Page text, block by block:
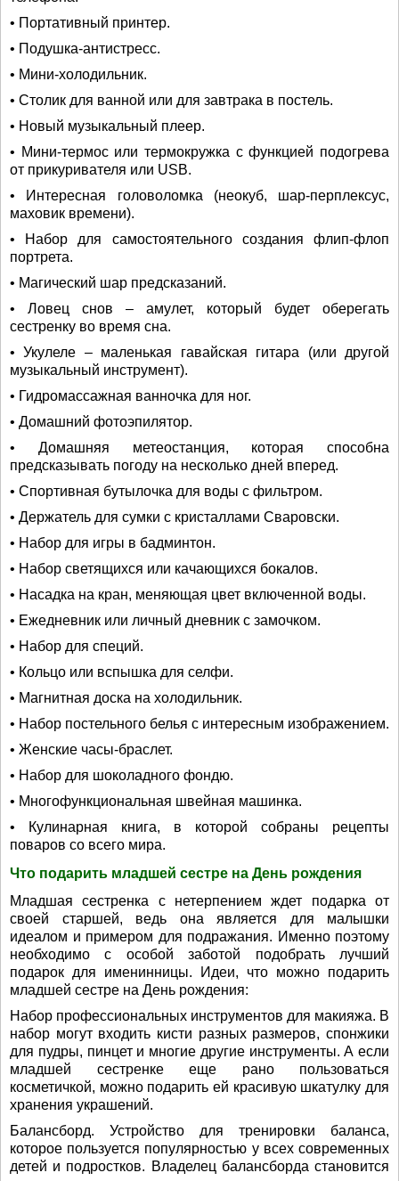
• Портативный принтер.
• Подушка-антистресс.
• Мини-холодильник.
• Столик для ванной или для завтрака в постель.
• Новый музыкальный плеер.
• Мини-термос или термокружка с функцией подогрева
от прикуривателя или USB.
• Интересная головоломка (неокуб, шар-перплексус,
маховик времени).
• Набор для самостоятельного создания флип-флоп
портрета.
• Магический шар предсказаний.
• Ловец снов – амулет, который будет оберегать
сестренку во время сна.
• Укулеле – маленькая гавайская гитара (или другой
музыкальный инструмент).
• Гидромассажная ванночка для ног.
• Домашний фотоэпилятор.
• Домашняя метеостанция, которая способна
предсказывать погоду на несколько дней вперед.
• Спортивная бутылочка для воды с фильтром.
• Держатель для сумки с кристаллами Сваровски.
• Набор для игры в бадминтон.
• Набор светящихся или качающихся бокалов.
• Насадка на кран, меняющая цвет включенной воды.
• Ежедневник или личный дневник с замочком.
• Набор для специй.
• Кольцо или вспышка для селфи.
• Магнитная доска на холодильник.
• Набор постельного белья с интересным изображением.
• Женские часы-браслет.
• Набор для шоколадного фондю.
• Многофункциональная швейная машинка.
• Кулинарная книга, в которой собраны рецепты
поваров со всего мира.
Что подарить младшей сестре на День рождения
Младшая сестренка с нетерпением ждет подарка от
своей старшей, ведь она является для малышки
идеалом и примером для подражания. Именно поэтому
необходимо с особой заботой подобрать лучший
подарок для именинницы. Идеи, что можно подарить
младшей сестре на День рождения:
Набор профессиональных инструментов для макияжа. В
набор могут входить кисти разных размеров, спонжики
для пудры, пинцет и многие другие инструменты. А если
младшей сестренке еще рано пользоваться
косметичкой, можно подарить ей красивую шкатулку для
хранения украшений.
Балансборд. Устройство для тренировки баланса,
которое пользуется популярностью у всех современных
детей и подростков. Владелец балансборда становится